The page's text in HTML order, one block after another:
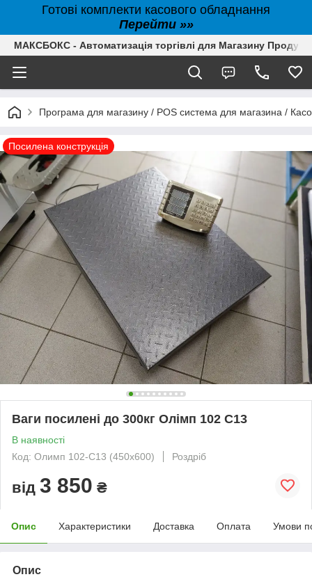
Готові комплекти касового обладнання
Перейти »»
МАКСБОКС - Автоматизація торгівлі для Магазину
Програма для магазину / POS система для магазина /
Посилена конструкція
Ваги посилені до 300кг Олімп 102 C13
В наявності
Код: Олимп 102-С13 (450х600)
Роздріб
від 3 850 ₴
Опис Характеристики Доставка Оплата Умови
Опис